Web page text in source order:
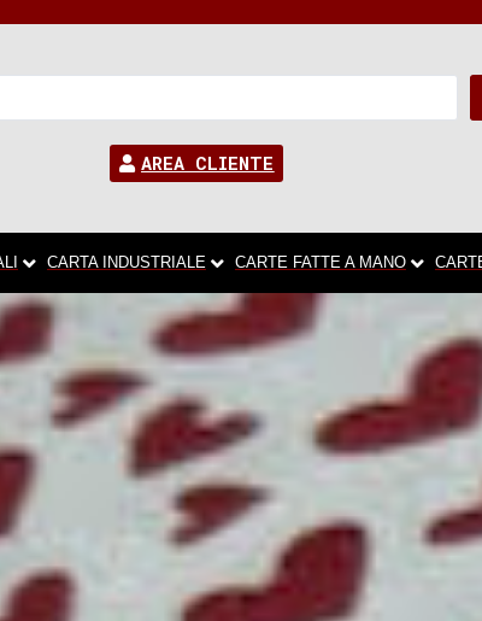
AREA CLIENTE
CARTA INDUSTRIALE CARTE FATTE A MANO